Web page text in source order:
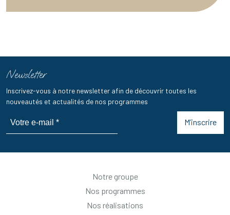
Newsletter
Inscrivez-vous à notre newsletter afin de découvrir toutes les
nouveautés et actualités de nos programmes
M’inscrire
Notre groupe
Nos programmes
Nos réalisations